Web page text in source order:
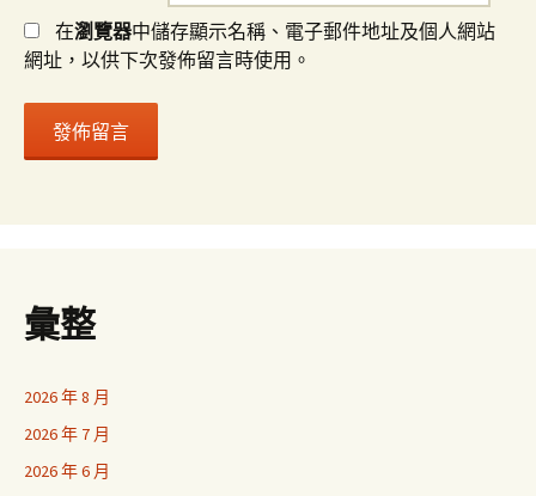
在瀏覽器中儲存顯示名稱、電子郵件地址及個人網站
網址，以供下次發佈留言時使用。
彙整
2026 年 8 月
2026 年 7 月
2026 年 6 月